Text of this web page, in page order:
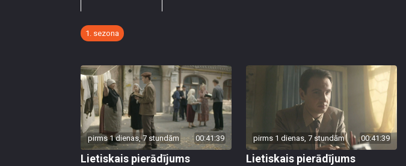
1. sezona
pirms 1 dienas, 7 stundām 00:41:39
Lietiskais pierādījums
pirms 1 dienas, 7 stundām 00:41:39
Lietiskais pierādījums